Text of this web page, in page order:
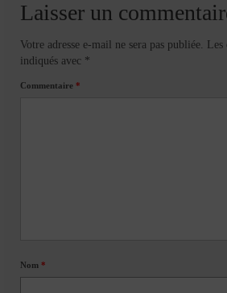
Laisser un
Votre adresse e-mail ne sera pas publiée.
indiqués avec *
Commentaire *
Nom *